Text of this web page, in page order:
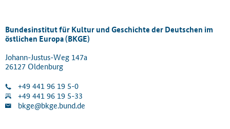
Bundesinstitut für Kultur und Geschichte der Deutschen im
östlichen Europa (BKGE)
Johann-Justus-Weg 147a
26127 Oldenburg
+49 441 96 19 5-0
+49 441 96 19 5-33
bkge@bkge.bund.de